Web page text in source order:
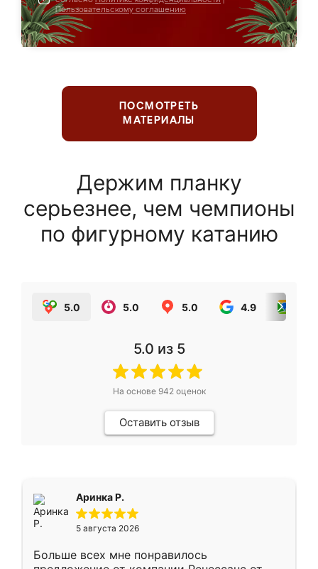
Пользовательскому соглашению
ПОСМОТРЕТЬ
МАТЕРИАЛЫ
Держим планку
серьезнее, чем чемпионы
по фигурному катанию
5.0 5.0 5.0 4.9
5.0 из 5
На основе 942оценок
Оставить отзыв
Аринка Р.
5 августа 2026
Больше всех мне понравилось